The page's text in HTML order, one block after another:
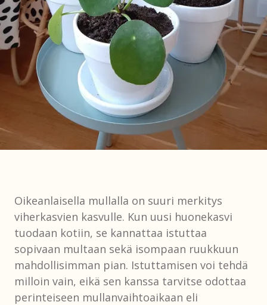
Oikeanlaisella mullalla on suuri merkitys
viherkasvien kasvulle. Kun uusi huonekasvi
tuodaan kotiin, se kannattaa istuttaa
sopivaan multaan sekä isompaan ruukkuun
mahdollisimman pian. Istuttamisen voi tehdä
milloin vain, eikä sen kanssa tarvitse odottaa
perinteiseen mullanvaihtoaikaan eli